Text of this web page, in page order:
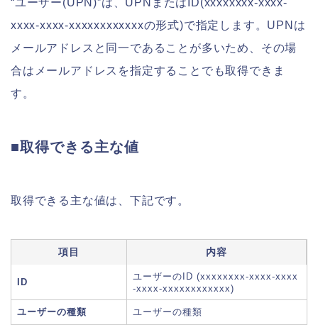
“ユーザー(UPN)”は、UPNまたはID(xxxxxxxx-xxxx-
xxxx-xxxx-xxxxxxxxxxxxの形式)で指定します。UPNは
メールアドレスと同一であることが多いため、その場
合はメールアドレスを指定することでも取得できま
す。
■取得できる主な値
取得できる主な値は、下記です。
項目 内容
ID
ユーザーのID (xxxxxxxx-xxxx-xxxx
-xxxx-xxxxxxxxxxxx)
ユーザーの種類 ユーザーの種類